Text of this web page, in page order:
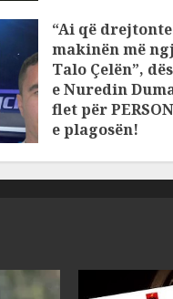
“Ai që drejtonte
makinën më
Talo Çelën”,
e Nuredin
flet për
e plagosën!